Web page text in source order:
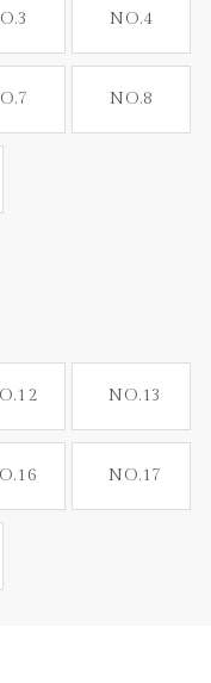
NO.4
NO.8
NO.13
NO.17